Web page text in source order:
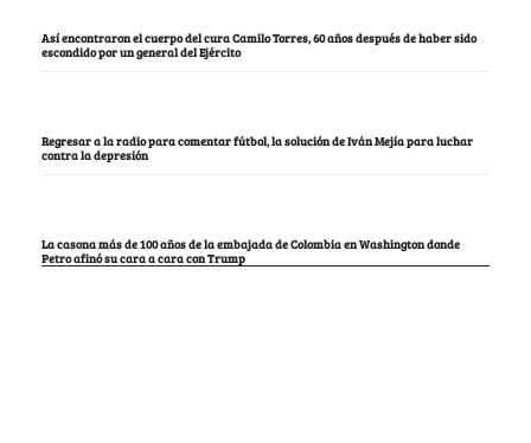
Así encontraron el cuerpo del cura Camilo Torres, 60 años después de haber sido
escondido por un general del Ejército
Regresar a la radio para comentar fútbol, la solución de Iván Mejía para luchar
contra la depresión
La casona más de 100 años de la embajada de Colombia en Washington donde
Petro afinó su cara a cara con Trump